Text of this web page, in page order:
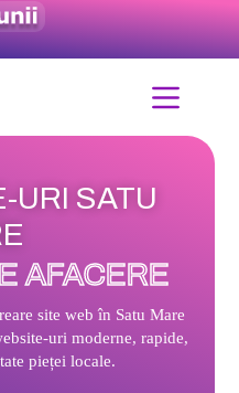
URI SATU
AFACERE
site web în Satu Mare
uri moderne, rapide,
pieței locale.